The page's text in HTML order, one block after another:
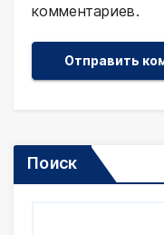
комментариев.
Поиск